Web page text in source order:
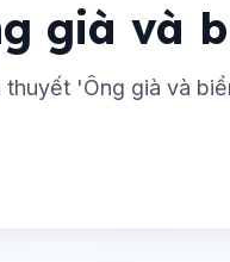
già và
'Ông già và